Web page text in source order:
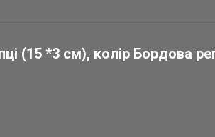
(15 *3 см), колір Бордова